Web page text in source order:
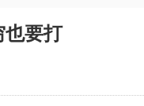
也要打